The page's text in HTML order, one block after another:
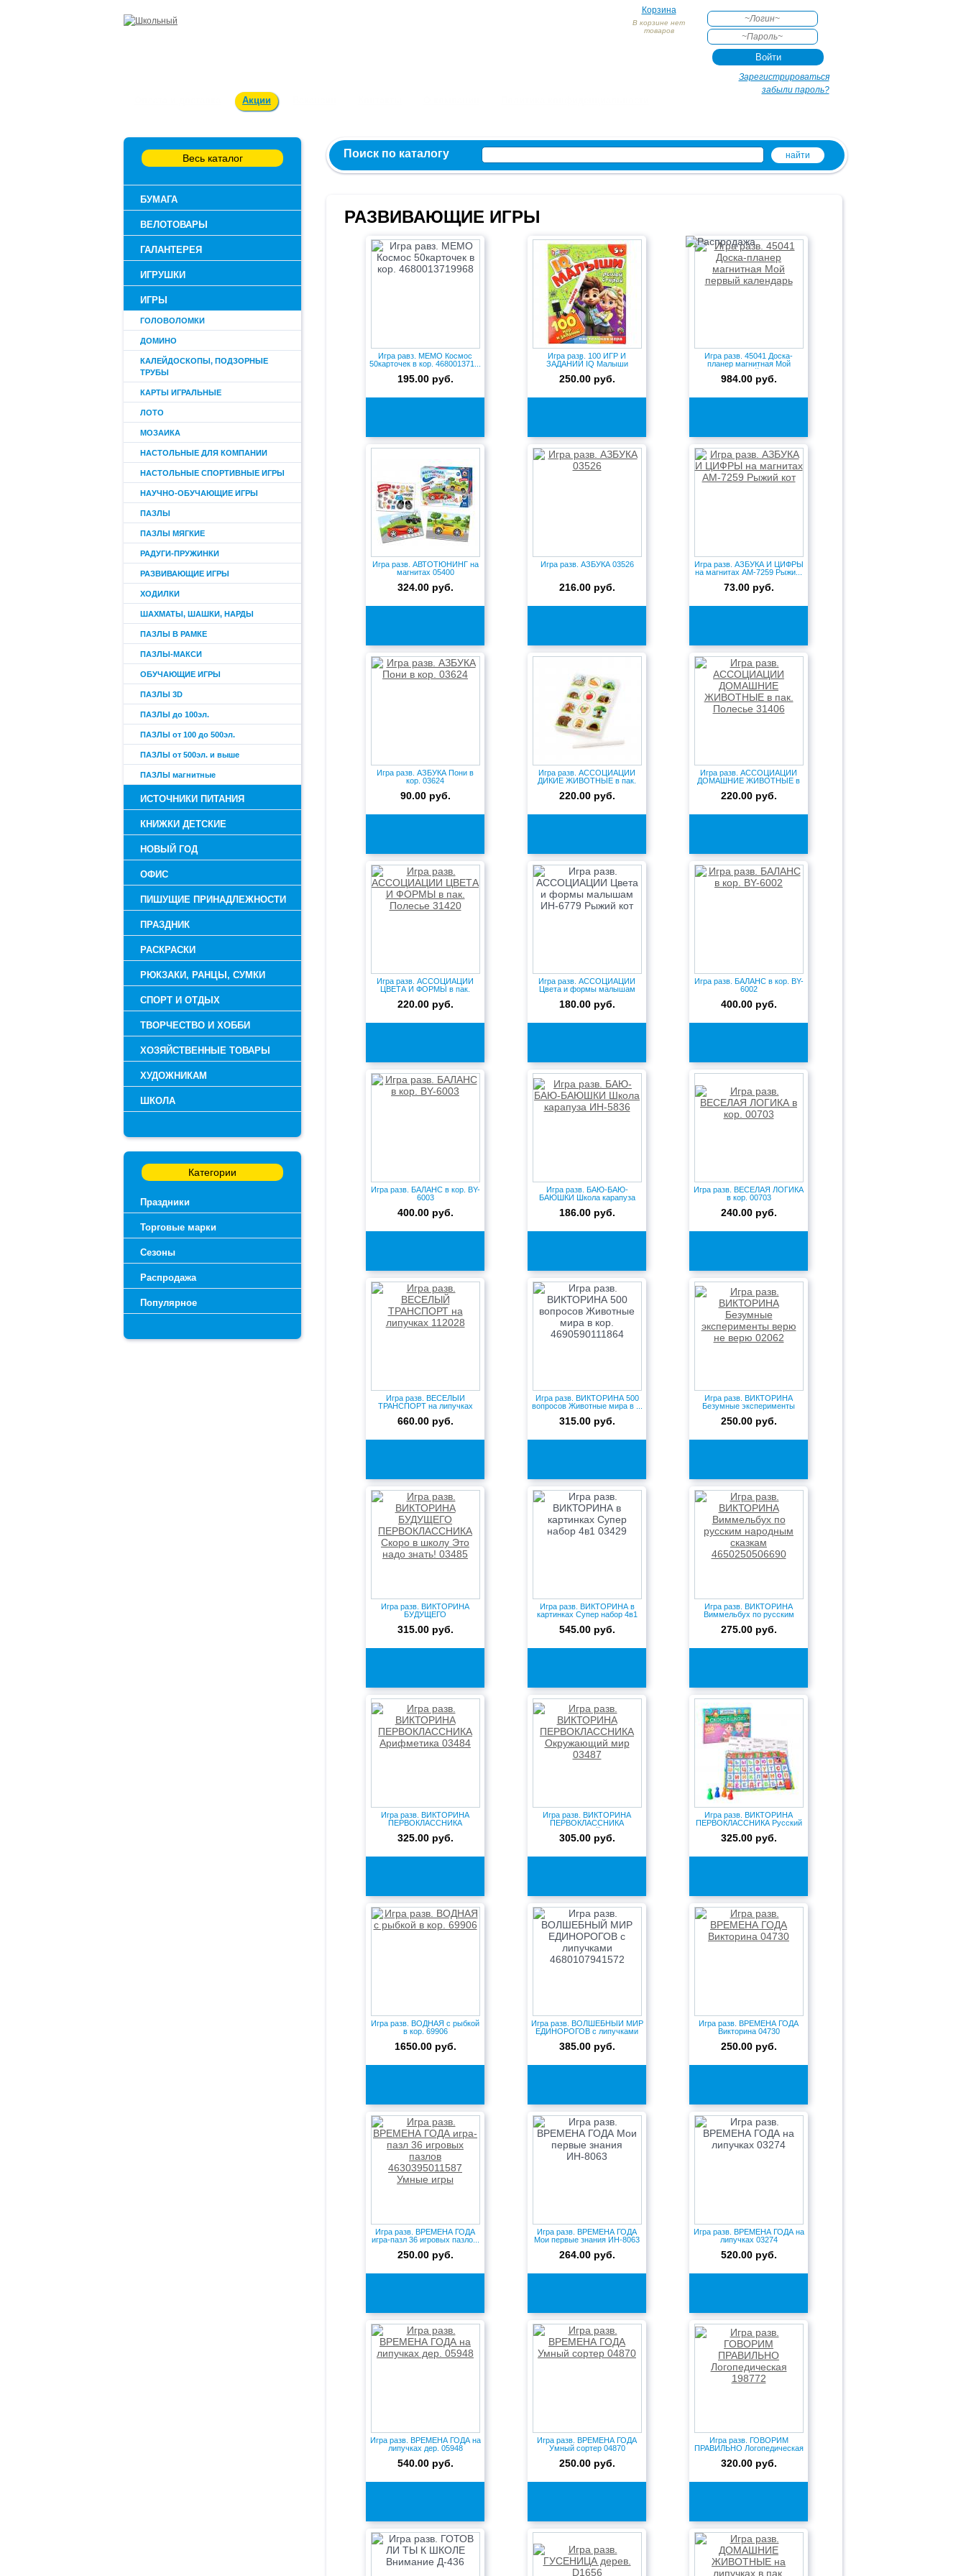
Корзина
В корзине нет
товаров
Зарегистрироваться
забыли пароль?
Акции
Весь каталог
БУМАГА
ВЕЛОТОВАРЫ
ГАЛАНТЕРЕЯ
ИГРУШКИ
ИГРЫ
ГОЛОВОЛОМКИ
ДОМИНО
КАЛЕЙДОСКОПЫ, ПОДЗОРНЫЕ
ТРУБЫ
КАРТЫ ИГРАЛЬНЫЕ
ЛОТО
МОЗАИКА
НАСТОЛЬНЫЕ ДЛЯ КОМПАНИИ
НАСТОЛЬНЫЕ СПОРТИВНЫЕ ИГРЫ
НАУЧНО-ОБУЧАЮЩИЕ ИГРЫ
ПАЗЛЫ
ПАЗЛЫ МЯГКИЕ
РАДУГИ-ПРУЖИНКИ
РАЗВИВАЮЩИЕ ИГРЫ
ХОДИЛКИ
ШАХМАТЫ, ШАШКИ, НАРДЫ
ПАЗЛЫ В РАМКЕ
ПАЗЛЫ-МАКСИ
ОБУЧАЮЩИЕ ИГРЫ
ПАЗЛЫ 3D
ПАЗЛЫ до 100эл.
ПАЗЛЫ от 100 до 500эл.
ПАЗЛЫ от 500эл. и выше
ПАЗЛЫ магнитные
ИСТОЧНИКИ ПИТАНИЯ
КНИЖКИ ДЕТСКИЕ
НОВЫЙ ГОД
ОФИС
ПИШУЩИЕ ПРИНАДЛЕЖНОСТИ
ПРАЗДНИК
РАСКРАСКИ
РЮКЗАКИ, РАНЦЫ, СУМКИ
СПОРТ И ОТДЫХ
ТВОРЧЕСТВО И ХОББИ
ХОЗЯЙСТВЕННЫЕ ТОВАРЫ
ХУДОЖНИКАМ
ШКОЛА
Категории
Праздники
Торговые марки
Сезоны
Распродажа
Популярное
Поиск по каталогу
РАЗВИВАЮЩИЕ ИГРЫ
Игра равз. МЕМО Космос
50карточек в кор. 468001371...
195.00 руб.
Игра разв. 100 ИГР И
ЗАДАНИЙ IQ Малыши
250.00 руб.
Игра разв. 45041 Доска-
планер магнитная Мой
первый...
984.00 руб.
Игра разв. АВТОТЮНИНГ на
магнитах 05400
324.00 руб.
Игра разв. АЗБУКА 03526
216.00 руб.
Игра разв. АЗБУКА И ЦИФРЫ
на магнитах АМ-7259 Рыжи...
73.00 руб.
Игра разв. АЗБУКА Пони в
кор. 03624
90.00 руб.
Игра разв. АССОЦИАЦИИ
ДИКИЕ ЖИВОТНЫЕ в пак.
220.00 руб.
Игра разв. АССОЦИАЦИИ
ДОМАШНИЕ ЖИВОТНЫЕ в
220.00 руб.
Игра разв. АССОЦИАЦИИ
ЦВЕТА И ФОРМЫ в пак.
220.00 руб.
Игра разв. АССОЦИАЦИИ
Цвета и формы малышам
180.00 руб.
Игра разв. БАЛАНС в кор. BY-
6002
400.00 руб.
Игра разв. БАЛАНС в кор. BY-
6003
400.00 руб.
Игра разв. БАЮ-БАЮ-
БАЮШКИ Школа карапуза
186.00 руб.
Игра разв. ВЕСЕЛАЯ ЛОГИКА
в кор. 00703
240.00 руб.
Игра разв. ВЕСЕЛЫЙ
ТРАНСПОРТ на липучках
660.00 руб.
Игра разв. ВИКТОРИНА 500
вопросов Животные мира в ...
315.00 руб.
Игра разв. ВИКТОРИНА
Безумные эксперименты
250.00 руб.
Игра разв. ВИКТОРИНА
БУДУЩЕГО
315.00 руб.
Игра разв. ВИКТОРИНА в
картинках Супер набор 4в1
545.00 руб.
Игра разв. ВИКТОРИНА
Виммельбух по русским
275.00 руб.
Игра разв. ВИКТОРИНА
ПЕРВОКЛАССНИКА
325.00 руб.
Игра разв. ВИКТОРИНА
ПЕРВОКЛАССНИКА
Окружающий мир...
305.00 руб.
Игра разв. ВИКТОРИНА
ПЕРВОКЛАССНИКА Русский
325.00 руб.
Игра разв. ВОДНАЯ с рыбкой
в кор. 69906
1650.00 руб.
Игра разв. ВОЛШЕБНЫЙ МИР
ЕДИНОРОГОВ с липучками
385.00 руб.
Игра разв. ВРЕМЕНА ГОДА
Викторина 04730
250.00 руб.
Игра разв. ВРЕМЕНА ГОДА
игра-пазл 36 игровых пазло...
250.00 руб.
Игра разв. ВРЕМЕНА ГОДА
Мои первые знания ИН-8063
264.00 руб.
Игра разв. ВРЕМЕНА ГОДА на
липучках 03274
520.00 руб.
Игра разв. ВРЕМЕНА ГОДА на
липучках дер. 05948
540.00 руб.
Игра разв. ВРЕМЕНА ГОДА
Умный сортер 04870
250.00 руб.
Игра разв. ГОВОРИМ
ПРАВИЛЬНО Логопедическая
320.00 руб.